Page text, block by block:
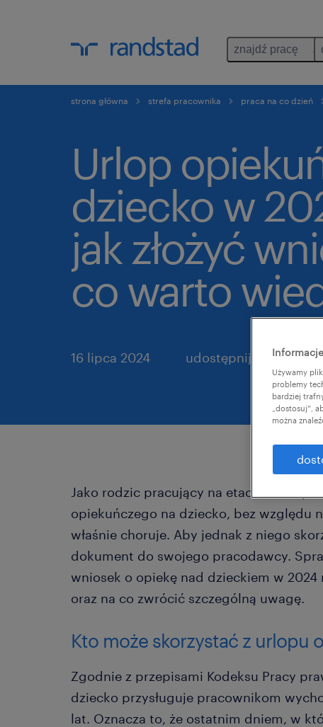
znajdź pracę
strona główna strefa pracownika praca na co dzień
Urlop
dziecko w
jak złożyć
co warto
16 lipca 2024 udostępnij artykuł:
Jako rodzic pracujący na etacie masz
opiekuńczego na dziecko, bez względu
właśnie choruje. Aby jednak z niego
dokument do swojego pracodawcy.
wniosek o opiekę nad dzieckiem w
oraz na co zwrócić szczególną uwagę.
Kto może skorzystać z urlopu
Zgodnie z przepisami Kodeksu Pracy
dziecko przysługuje pracownikom
lat. Oznacza to, że ostatnim dniem, w
Używamy
problemy
bardziej
„dostosuj”,
można